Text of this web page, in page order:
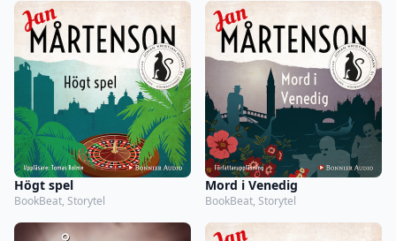
Högt spel
BookBeat, Storytel
Mord i Venedig
BookBeat, Storytel